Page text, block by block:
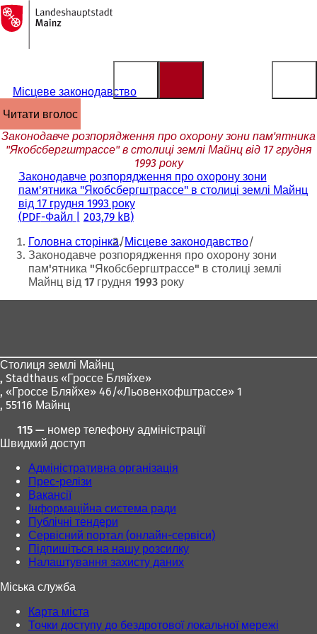
Перейти до змісту
На
головну
сторінку
Місцеве законодавство
читати вголос
Законодавче розпорядження про охорону зони пам'ятника
"Якобсбергштрассе" в столиці землі Майнц від 17 грудня
1993 року
Законодавче розпорядження про охорону зони
пам'ятника "Якобсбергштрассе" в столиці землі Майнц
від 17 грудня 1993 року
PDF-Файл 203,79 kB
Ти
тут:
Головна сторінка Місцеве законодавство
Законодавче розпорядження про охорону зони
пам'ятника "Якобсбергштрассе" в столиці землі
Майнц від 17 грудня 1993 року
Столиця землі Майнц
, Stadthaus «Гроссе Бляйхе»
, «Гроссе Бляйхе» 46/«Льовенхофштрассе» 1
, 55116 Майнц
115 — номер телефону адміністрації
Швидкий доступ
Адміністративна організація
Прес-релізи
Вакансії
Інформаційна система ради
Публічні тендери
Сервісний портал (онлайн-сервіси)
Підпишіться на нашу розсилку
Налаштування захисту даних
Міська служба
Карта міста
Точки доступу до бездротової локальної мережі